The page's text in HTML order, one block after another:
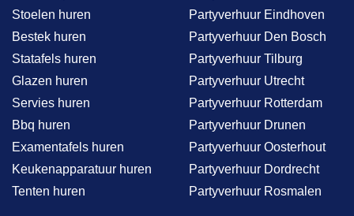
Stoelen huren
Bestek huren
Statafels huren
Glazen huren
Servies huren
Bbq huren
Examentafels huren
Keukenapparatuur huren
Tenten huren
Partyverhuur Eindhoven
Partyverhuur Den Bosch
Partyverhuur Tilburg
Partyverhuur Utrecht
Partyverhuur Rotterdam
Partyverhuur Drunen
Partyverhuur Oosterhout
Partyverhuur Dordrecht
Partyverhuur Rosmalen